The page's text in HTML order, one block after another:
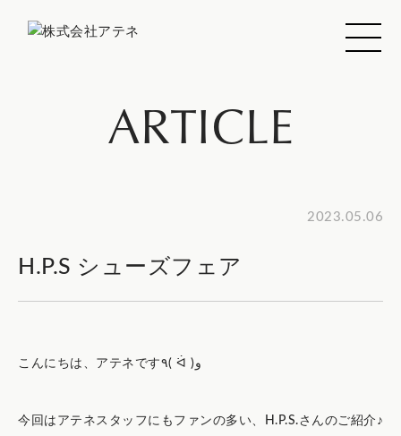
ARTICLE
2023.05.06
H.P.S シューズフェア
こんにちは、アテネです٩( ᐛ )و
今回はアテネスタッフにもファンの多い、H.P.S.さんのご紹介♪